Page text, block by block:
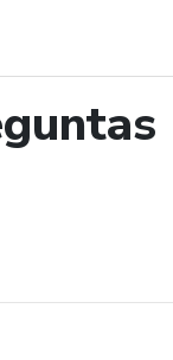
de búsqueda